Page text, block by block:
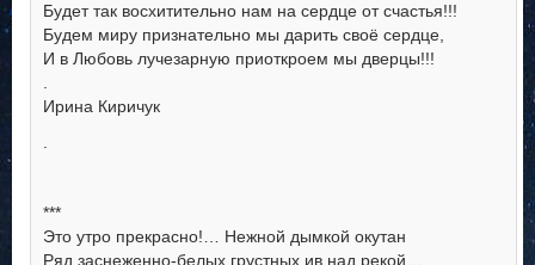
Будет так восхитительно нам на сердце от счастья!!!
Будем миру признательно мы дарить своё сердце,
И в Любовь лучезарную приоткроем мы дверцы!!!
Ирина Киричук
***
Это утро прекрасно!… Нежной дымкой окутан
Ряд заснеженно-белых грустных ив над рекой…